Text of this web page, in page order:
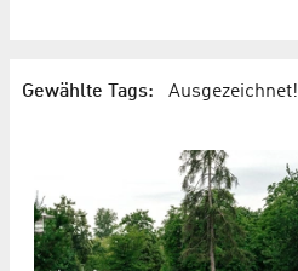
Gewählte Tags: Ausgezeichnet!